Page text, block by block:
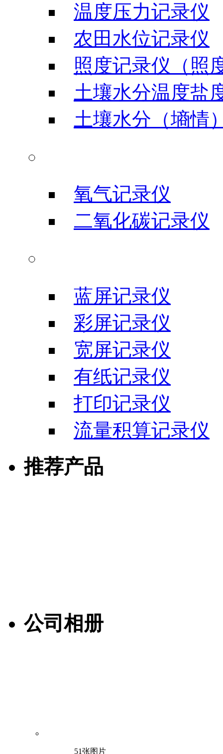
温度压力记录仪
农田水位记录仪
照度记录仪（照
土壤水分温度盐
土壤水分（墒情
氧气记录仪
二氧化碳记录仪
蓝屏记录仪
彩屏记录仪
宽屏记录仪
有纸记录仪
打印记录仪
流量积算记录仪
推荐产品
公司相册
51张图片